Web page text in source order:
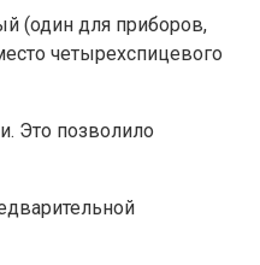
(один для приборов,
четырехспицевого
Это позволило